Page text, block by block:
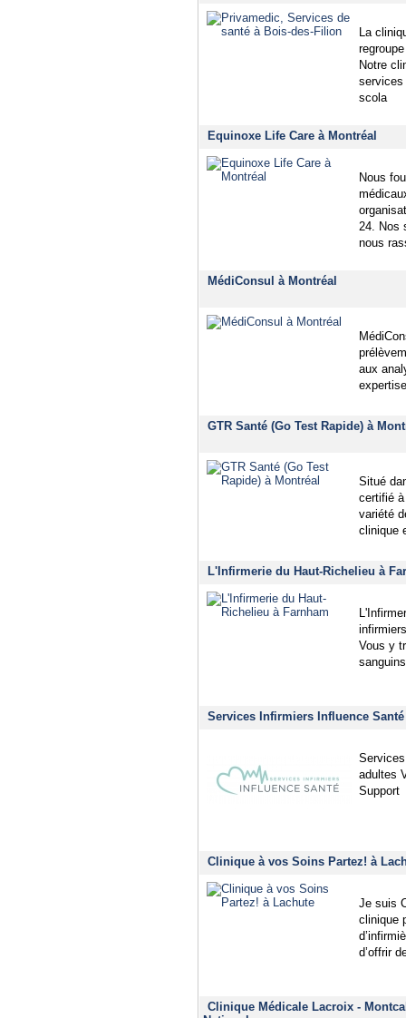
La
Notre
services
scola
Equinoxe Life Care à Montréal
Nous
24. Nos
nous
MédiConsul à Montréal
aux
GTR Santé (Go Test Rapide) à
Situé
certifié
variété
clinique
L'Infirmerie du Haut-Richelieu à
Vous y
Services Infirmiers Influence
adultes
Support
Clinique à vos Soins Partez! à
Je suis
clinique
d’offrir
Clinique Médicale Lacroix -